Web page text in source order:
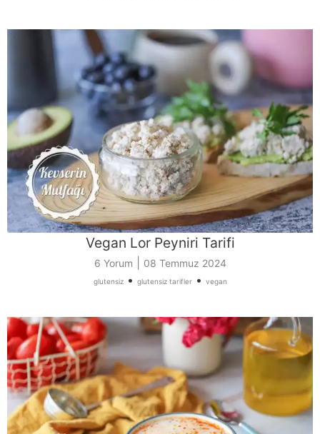
Vegan Lor Peyniri Tarifi
6 Yorum 08 Temmuz 2024
glutensiz• glutensiz tarifler• vegan